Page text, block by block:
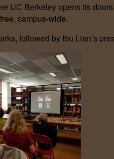
UC Berkeley opens its
campus-wide.
followed by Ibu Lian’s